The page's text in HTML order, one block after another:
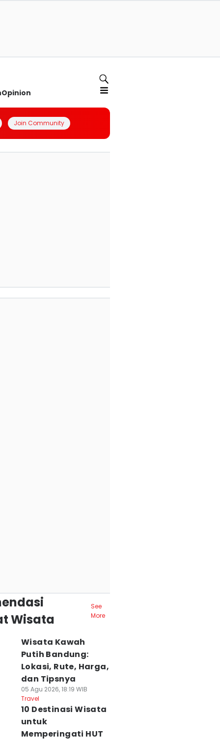
Opinion
Join Community
Wisata
See
More
Wisata Kawah
Putih Bandung:
Lokasi, Rute, Harga,
dan Tipsnya
05 Agu 2026, 18:19 WIB
Travel
10 Destinasi Wisata
untuk
Memperingati HUT